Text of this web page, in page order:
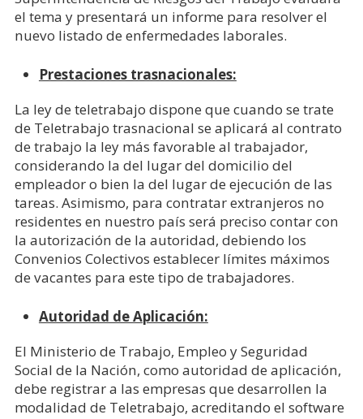
el tema y presentará un informe para resolver el
nuevo listado de enfermedades laborales.
Prestaciones trasnacionales:
La ley de teletrabajo dispone que cuando se trate
de Teletrabajo trasnacional se aplicará al contrato
de trabajo la ley más favorable al trabajador,
considerando la del lugar del domicilio del
empleador o bien la del lugar de ejecución de las
tareas. Asimismo, para contratar extranjeros no
residentes en nuestro país será preciso contar con
la autorización de la autoridad, debiendo los
Convenios Colectivos establecer límites máximos
de vacantes para este tipo de trabajadores.
Autoridad de Aplicación:
El Ministerio de Trabajo, Empleo y Seguridad
Social de la Nación, como autoridad de aplicación,
debe registrar a las empresas que desarrollen la
modalidad de Teletrabajo, acreditando el software